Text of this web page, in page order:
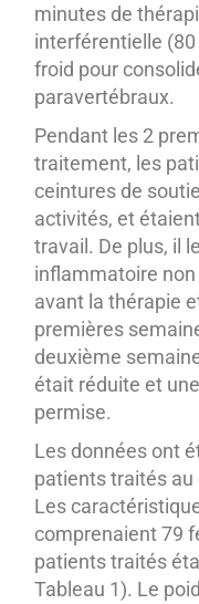
minutes de
interférentielle
froid pour
paravertébraux.
Pendant les 2
traitement, les
ceintures de
activités, et
travail. De plus, il
inflammatoire
avant la thérapie
premières
deuxième
était réduite et
permise.
Les données ont
patients traités au
Les
comprenaient 79
patients traités
Tableau 1). Le